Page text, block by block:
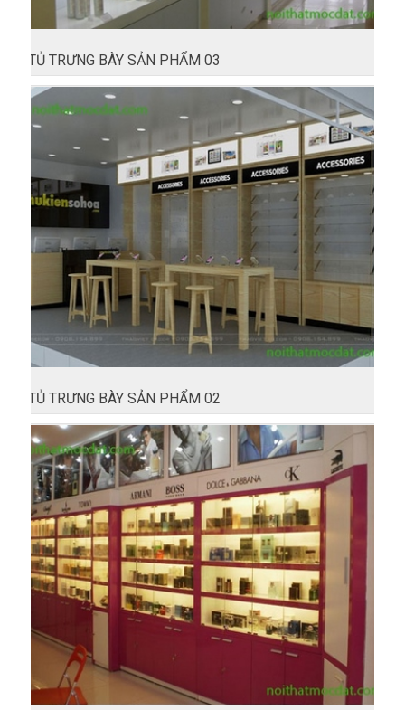
TỦ TRƯNG BÀY SẢN PHẨM 03
TỦ TRƯNG BÀY SẢN PHẨM 02